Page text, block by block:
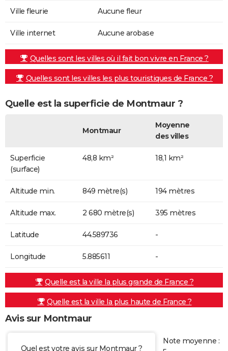
Ville fleurie Aucune fleur
Ville internet Aucune arobase
Quelles sont les villes où il fait bon vivre en France ?
Quelles sont les villes les plus touristiques de France ?
Quelle est la superficie de Montmaur ?
Montmaur
Moyenne
des villes
Superficie
(surface)
48,8 km² 18,1 km²
Altitude min. 849 mètre(s) 194 mètres
Altitude max. 2 680 mètre(s) 395 mètres
Latitude 44.589736 -
Longitude 5.885611 -
Quelle est la ville la plus grande de France ?
Quelle est la ville la plus haute de France ?
Avis sur Montmaur
Quel est votre avis sur Montmaur ?
Note moyenne :